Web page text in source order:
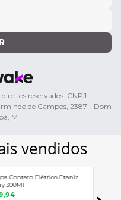
reservados. CNPJ:
de Campos, 2387 - Dom
MT